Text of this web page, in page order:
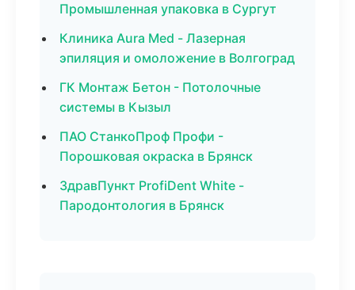
Промышленная упаковка в Сургут
Клиника Aura Med - Лазерная
эпиляция и омоложение в Волгоград
ГК Монтаж Бетон - Потолочные
системы в Кызыл
ПАО СтанкоПроф Профи -
Порошковая окраска в Брянск
ЗдравПункт ProfiDent White -
Пародонтология в Брянск